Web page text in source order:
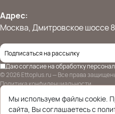
Адрес:
Москва, Дмитровское шоссе
Даю согласие наобработку
© 2026 Ettoplus.ru — Все права
Политика конфиденциальности
Мы используем файлы cookie.
сайта, Вы соглашаетесь с